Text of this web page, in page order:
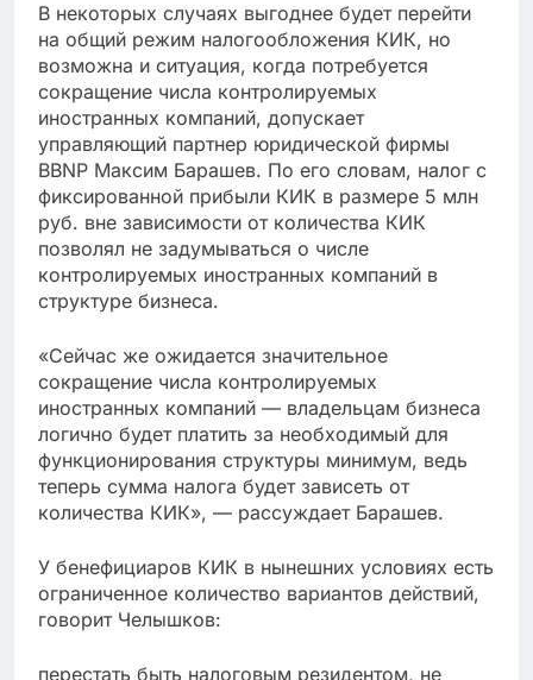
В некоторых случаях выгоднее будет перейти
на общий режим налогообложения КИК, но
возможна и ситуация, когда потребуется
сокращение числа контролируемых
иностранных компаний, допускает
управляющий партнер юридической фирмы
BBNP Максим Барашев. По его словам, налог с
фиксированной прибыли КИК в размере 5 млн
руб. вне зависимости от количества КИК
позволял не задумываться о числе
контролируемых иностранных компаний в
структуре бизнеса.
«Сейчас же ожидается значительное
сокращение числа контролируемых
иностранных компаний — владельцам бизнеса
логично будет платить за необходимый для
функционирования структуры минимум, ведь
теперь сумма налога будет зависеть от
количества КИК», — рассуждает Барашев.
У бенефициаров КИК в нынешних условиях есть
ограниченное количество вариантов действий,
говорит Челышков:
перестать быть налоговым резидентом, не